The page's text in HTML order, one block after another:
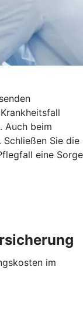
Auch beim
Sie die
eine Sorge
im